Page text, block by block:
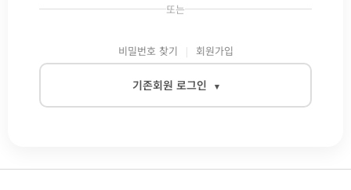
또는
비밀번호 찾기 회원가입
기존회원 로그인 ▾